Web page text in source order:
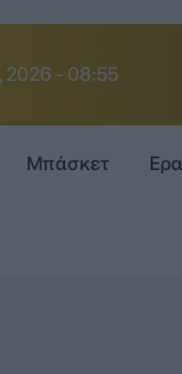
2026 - 08:55
Μπάσκετ